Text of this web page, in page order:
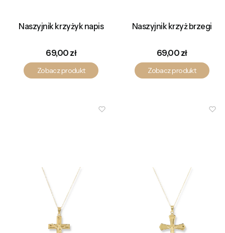
Naszyjnik krzyżyk napis
Cena
69,00 zł
Zobacz produkt
Naszyjnik krzyż brzegi
Cena
69,00 zł
Zobacz produkt